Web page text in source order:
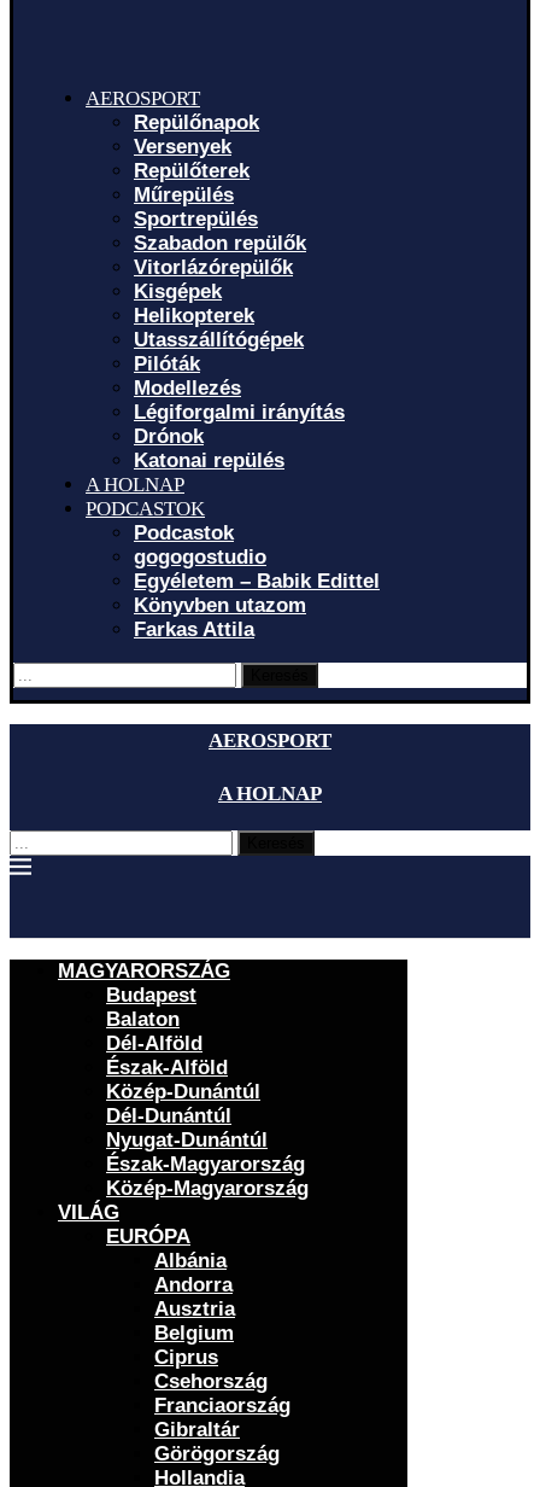
AEROSPORT
Repülőnapok
Versenyek
Repülőterek
Műrepülés
Sportrepülés
Szabadon repülők
Vitorlázórepülők
Kisgépek
Helikopterek
Utasszállítógépek
Pilóták
Modellezés
Légiforgalmi irányítás
Drónok
Katonai repülés
A HOLNAP
PODCASTOK
Podcastok
gogogostudio
Egyéletem – Babik Edittel
Könyvben utazom
Farkas Attila
AEROSPORT
A HOLNAP
MAGYARORSZÁG
Budapest
Balaton
Dél-Alföld
Észak-Alföld
Közép-Dunántúl
Dél-Dunántúl
Nyugat-Dunántúl
Észak-Magyarország
Közép-Magyarország
VILÁG
EURÓPA
Albánia
Andorra
Ausztria
Belgium
Ciprus
Csehország
Franciaország
Gibraltár
Görögország
Hollandia